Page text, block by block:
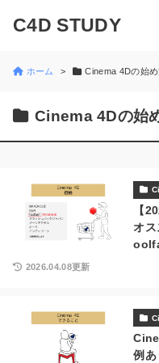
C4D STUDY
ホーム Cinema 4Dの始
Cinema 4Dの始
【
オ
2026.04.08更新
例